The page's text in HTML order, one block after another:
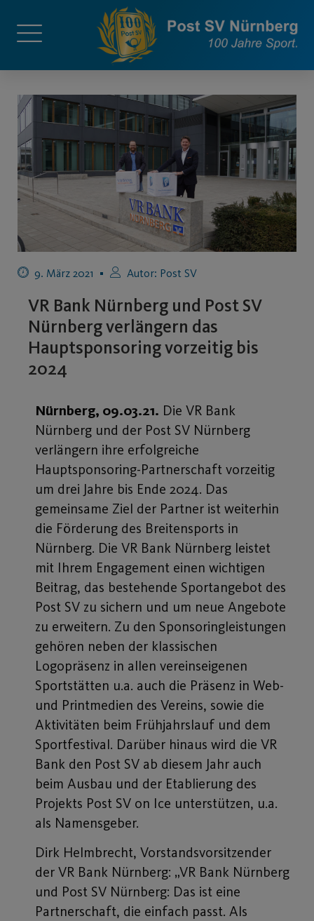
9. März 2021 Autor: Post SV
VR Bank Nürnberg und Post SV
Nürnberg verlängern das
Hauptsponsoring vorzeitig bis
2024
Nürnberg, 09.03.21. Die VR Bank
Nürnberg und der Post SV Nürnberg
verlängern ihre erfolgreiche
Hauptsponsoring-Partnerschaft vorzeitig
um drei Jahre bis Ende 2024. Das
gemeinsame Ziel der Partner ist weiterhin
die Förderung des Breitensports in
Nürnberg. Die VR Bank Nürnberg leistet
mit Ihrem Engagement einen wichtigen
Beitrag, das bestehende Sportangebot des
Post SV zu sichern und um neue Angebote
zu erweitern. Zu den Sponsoringleistungen
gehören neben der klassischen
Logopräsenz in allen vereinseigenen
Sportstätten u.a. auch die Präsenz in Web-
und Printmedien des Vereins, sowie die
Aktivitäten beim Frühjahrslauf und dem
Sportfestival. Darüber hinaus wird die VR
Bank den Post SV ab diesem Jahr auch
beim Ausbau und der Etablierung des
Projekts Post SV on Ice unterstützen, u.a.
als Namensgeber.
Dirk Helmbrecht, Vorstandsvorsitzender
der VR Bank Nürnberg: „VR Bank Nürnberg
und Post SV Nürnberg: Das ist eine
Partnerschaft, die einfach passt. Als